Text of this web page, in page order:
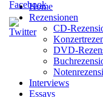
Home
Rezensionen
CD-
DVD-
Interviews
Essays